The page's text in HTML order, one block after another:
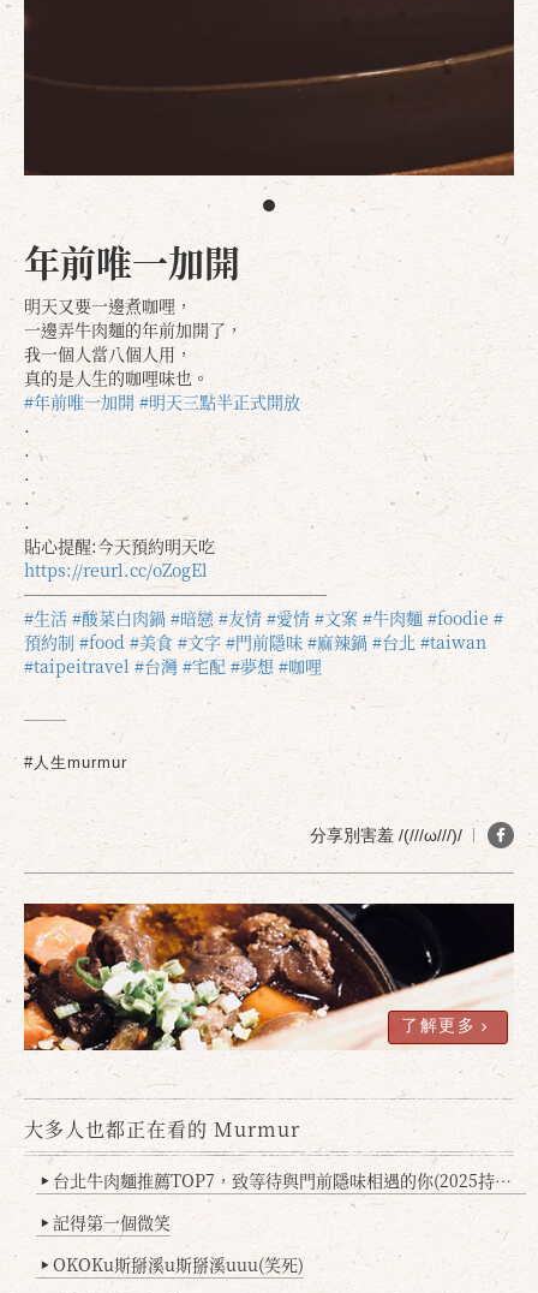
年前唯一加開
明天又要一邊煮咖哩，
一邊弄牛肉麵的年前加開了，
我一個人當八個人用，
真的是人生的咖哩味也。
#年前唯一加開 #明天三點半正式開放
.
.
.
.
.
貼心提醒:今天預約明天吃
https://reurl.cc/oZogEl
——————————————————
#生活 #酸菜白肉鍋 #暗戀 #友情 #愛情 #文案 #牛肉麵 #foodie #
預約制 #food #美食 #文字 #門前隱味 #麻辣鍋 #台北 #taiwan
#taipeitravel #台灣 #宅配 #夢想 #咖哩
#人生murmur
分享別害羞 /(///ω///)/
了解更多
大多人也都正在看的 Murmur
▶ 台北牛肉麵推薦TOP7，致等待與門前隱味相遇的你(2025持續更新
▶ 記得第一個微笑
▶ OKOKu斯掰溪u斯掰溪uuu(笑死)
確定 取消